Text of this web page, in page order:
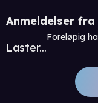
Anmeldelser
Laster...
Foreløpig